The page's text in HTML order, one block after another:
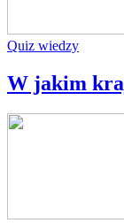
Quiz wiedzy
W jakim